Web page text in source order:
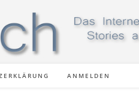
ANMELDEN